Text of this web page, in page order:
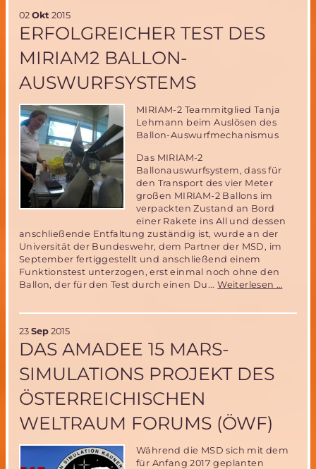
von
oder
nicht?
02 Okt 2015
ERFOLGREICHER TEST DES
MIRIAM2 BALLON-
AUSWURFSYSTEMS
MIRIAM-2 Teammitglied Tanja
Lehmann beim Auslösen des
Ballon-Auswurfmechanismus
Das MIRIAM-2
Ballonauswurfsystem, dass für
den Transport des vier Meter
großen MIRIAM-2 Ballons im
verpackten Zustand an Bord
einer Rakete ins All und dessen
anschließende Entfaltung zuständig ist, wurde an der
Universität der Bundeswehr, dem Partner der MSD, im
September fertiggestellt und anschließend einem
Funktionstest unterzogen, erst einmal noch ohne den
Ballon, der für den Test durch einen Du...Weiterlesen …
23 Sep 2015
DAS AMADEE 15 MARS-
SIMULATIONS PROJEKT DES
ÖSTERREICHISCHEN
WELTRAUM FORUMS (ÖWF)
Während die MSD sich mit dem
für Anfang 2017 geplanten